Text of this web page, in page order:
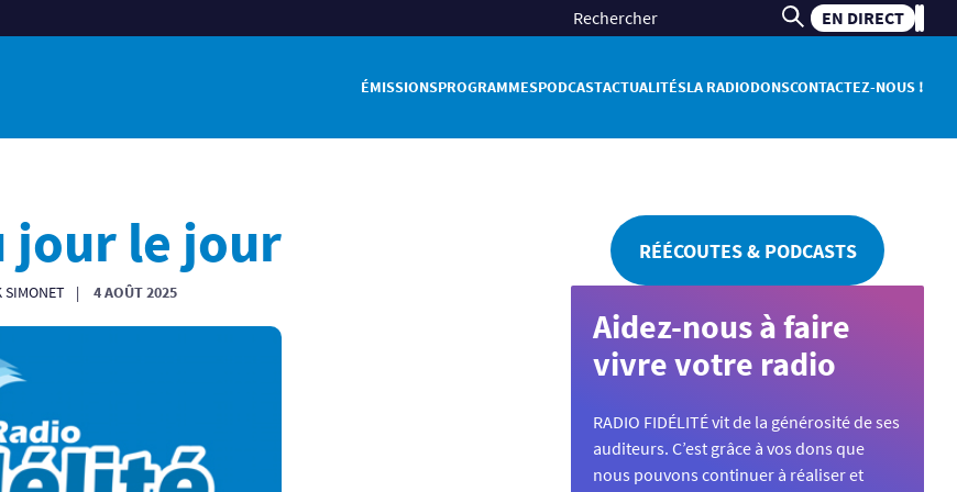
EN DIRECT
ÉMISSIONSPROGRAMMESPODCASTACTUALITÉSLA RADIODONSCONTACTEZ-NOUS !
jour le jour
SIMONET 4 AOÛT 2025
RÉÉCOUTES & PODCASTS
Aidez-nous à faire
vivre votre radio
RADIO FIDÉLITÉ vit de la générosité de ses
auditeurs. C’est grâce à vos dons que
nous pouvons continuer à réaliser et